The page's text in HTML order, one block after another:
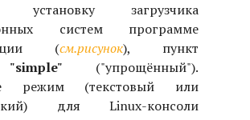
установку загрузчика
систем программе
(см.рисунок), пункт
"simple" ("упрощённый").
режим (текстовый или
для Linux-консоли